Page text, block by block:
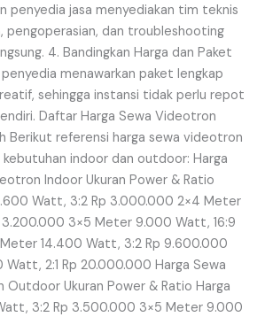
penyedia jasa menyediakan tim teknis
pengoperasian, dan troubleshooting
4. Bandingkan Harga dan Paket
menawarkan paket lengkap
sehingga instansi tidak perlu repot
Daftar Harga Sewa Videotron
Berikut referensi harga sewa videotron
kebutuhan indoor dan outdoor: Harga
Indoor Ukuran Power & Ratio
Watt, 3:2 Rp 3.000.000 2×4 Meter
3.200.000 3×5 Meter 9.000 Watt, 16:9
14.400 Watt, 3:2 Rp 9.600.000
2:1 Rp 20.000.000 Harga Sewa
Outdoor Ukuran Power & Ratio Harga
3:2 Rp 3.500.000 3×5 Meter 9.000